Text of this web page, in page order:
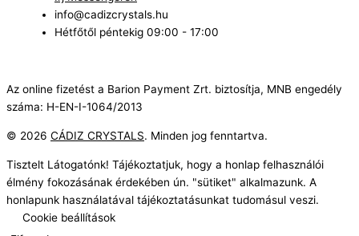
info@cadizcrystals.hu
Hétfőtől péntekig 09:00 - 17:00
Az online fizetést a Barion Payment Zrt. biztosítja, MNB engedély
száma: H-EN-I-1064/2013
© 2026 CÁDIZ CRYSTALS. Minden jog fenntartva.
Tisztelt Látogatónk! Tájékoztatjuk, hogy a honlap felhasználói
élmény fokozásának érdekében ún. "sütiket" alkalmazunk. A
honlapunk használatával tájékoztatásunkat tudomásul veszi.
Cookie beállítások